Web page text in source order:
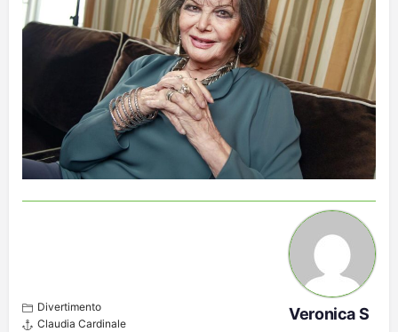
Divertimento
Claudia Cardinale
Veronica S